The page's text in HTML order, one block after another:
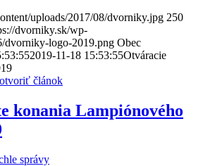
uploads/2017/08/dvorniky.jpg 250
dvorniky.sk/wp-
dvorniky-logo-2019.png Obec
2019-11-18 15:53:55Otváracie
konania Lampiónového
správy